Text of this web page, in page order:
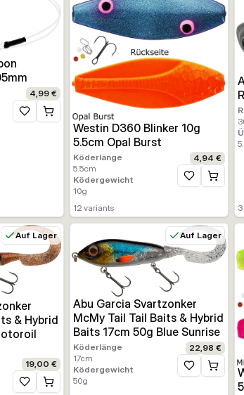
4,99 €
Zur Wunschliste hinzufügen
Westin D360 Blinker 10g
5.5cm Opal Burst
Köderlänge
5.5cm
Ködergewicht
10g
4,94 €
Zur
12variants 3
Auf Lager
& Hybrid
19,00 €
Zur Wunschliste hinzufügen
Auf Lager
Abu Garcia Svartzonker
McMy Tail Tail Baits & Hybrid
Baits 17cm 50g Blue Sunrise
Köderlänge
17cm
Ködergewicht
50g
22,98 €
Zur